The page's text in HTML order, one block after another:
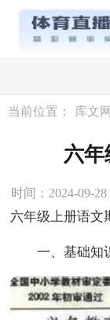
当前位置： 库文网
六年
时间：2024-09-28
六年级上册语文
一、基础知